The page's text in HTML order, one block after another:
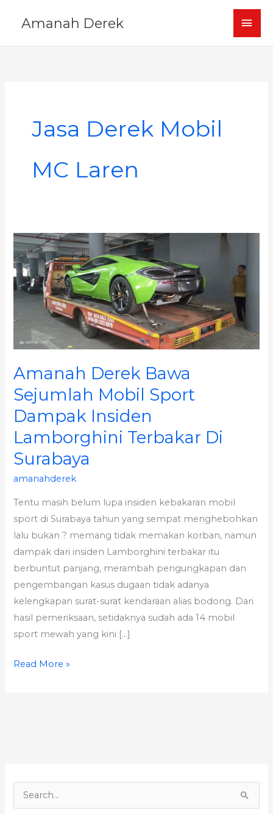
Amanah Derek
Jasa Derek Mobil
MC Laren
Amanah Derek Bawa
Sejumlah Mobil Sport
Dampak Insiden
Lamborghini Terbakar Di
Surabaya
amanahderek
Tentu masih belum lupa insiden kebakaran mobil
sport di Surabaya tahun yang sempat menghebohkan
lalu bukan ? memang tidak memakan korban, namun
dampak dari insiden Lamborghini terbakar itu
berbuntut panjang, merambah pengungkapan dan
pengembangan kasus dugaan tidak adanya
kelengkapan surat-surat kendaraan alias bodong. Dari
hasil pemeriksaan, setidaknya sudah ada 14 mobil
sport mewah yang kini […]
Amanah
Derek
Bawa
Sejumlah
Sport
Dampak
Lamborghini
Terbakar
Surabaya
Read More »